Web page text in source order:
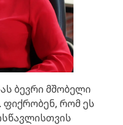
ბევრი მშობელი
რომ ეს